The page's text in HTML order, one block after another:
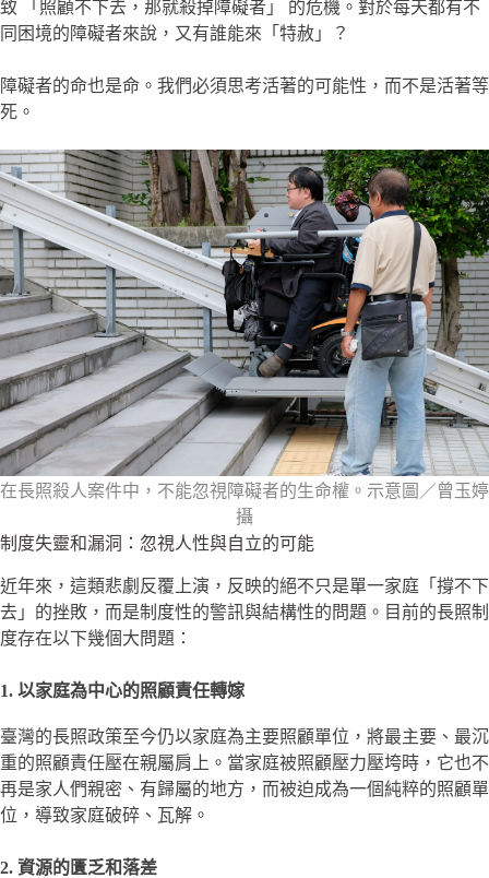
致 「照顧不下去，那就殺掉障礙者」 的危機。對於每天都有不
同困境的障礙者來說，又有誰能來「特赦」？
障礙者的命也是命。我們必須思考活著的可能性，而不是活著等
死。
在長照殺人案件中，不能忽視障礙者的生命權。示意圖／曾玉婷
攝
制度失靈和漏洞：忽視人性與自立的可能
近年來，這類悲劇反覆上演，反映的絕不只是單一家庭「撐不下
去」的挫敗，而是制度性的警訊與結構性的問題。目前的長照制
度存在以下幾個大問題：
1. 以家庭為中心的照顧責任轉嫁
臺灣的長照政策至今仍以家庭為主要照顧單位，將最主要、最沉
重的照顧責任壓在親屬肩上。當家庭被照顧壓力壓垮時，它也不
再是家人們親密、有歸屬的地方，而被迫成為一個純粹的照顧單
位，導致家庭破碎、瓦解。
2. 資源的匱乏和落差